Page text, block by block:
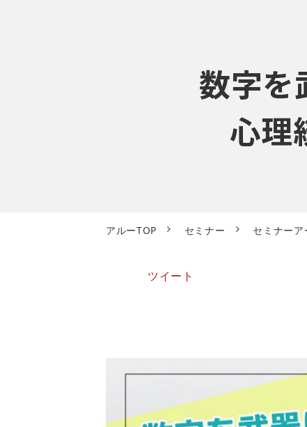
数字を
心理
アルーTOP セミナー セミナー
ツイート